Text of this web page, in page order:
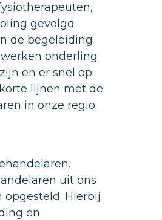
gevolgd
de begeleiding
onderling
en er snel op
lijnen met de
in onze regio.
uit ons
Hierbij
en